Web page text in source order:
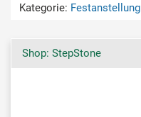
Kategorie: Festanstellung
Shop: StepStone